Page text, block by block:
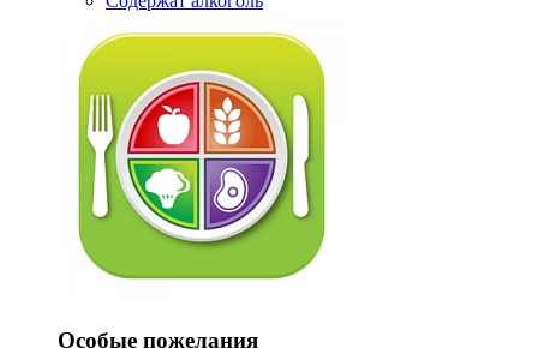
Особые пожелания